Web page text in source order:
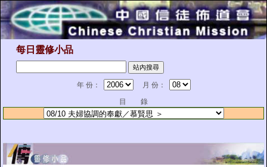
每日靈修小品
年 份：
月 份：
目 錄